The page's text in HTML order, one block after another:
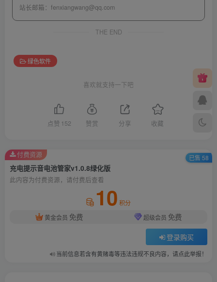
站长邮箱： fenxiangwang@qq.com
THE END
绿色软件
喜欢就支持一下吧
点赞 152 赞赏 分享 收藏
充电提示音电池管家v1.0.8绿化版
此内容为付费资源，请付费后查看
10 积分
黄金会员 免费 超级会员 免费
登录购买
当前信息若含有黄赌毒等违法违规不良内容，请点此举报！
付费资源 已售 58